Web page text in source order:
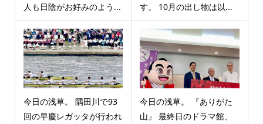
人も日陰がお好みのよう...
す。 10月の出し物は以...
今日の浅草。 隅田川で93
回の早慶レガッタが行われ
今日の浅草。 『ありがた
山』 最終日のドラマ館、